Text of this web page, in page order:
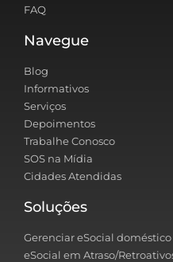
FAQ
Navegue
Blog
Informativos
Serviços
Depoimentos
Trabalhe Conosco
SOS na Mídia
Cidades Atendidas
Soluções
Gerenciar eSocial doméstico
eSocial em Atraso/